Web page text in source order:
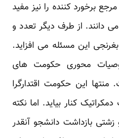
برخورد کننده را نیز مفید
دانند. از طرف دیگر تعدد و
این مسئله می افزاید.
محوری حکومت های
این حکومت اقتدارگرا
کنار بیاید. اما نکته
بازداشت دانشجو آنقدر